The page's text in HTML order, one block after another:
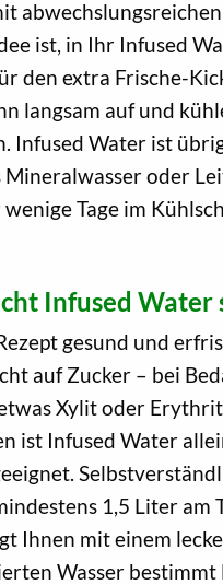
ist, in Ihr Infused
den extra Frische-
langsam auf und
Infused Water ist
Mineralwasser oder
wenige Tage im
Infused Water
gesund und
auf Zucker – bei
Xylit oder
ist Infused Water
1,5 Liter am
Ihnen mit einem
Wasser bestimmt